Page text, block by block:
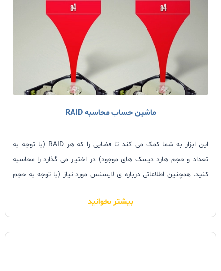
ماشین حساب محاسبه RAID
این ابزار به شما کمک می کند تا فضایی را که هرRAID (با توجه به
تعداد و حجم هارد دیسک های موجود) در اختیار می گذارد را محاسبه
کنید. همچنین اطلاعاتی درباره ی لایسنس مورد نیاز (با توجه به حجم
بیشتر بخوانید